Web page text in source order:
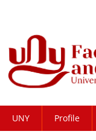
UNY Profile